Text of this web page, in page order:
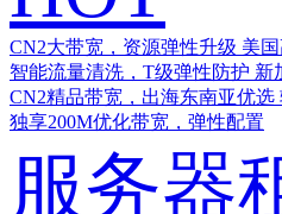
CN2大带宽，资源弹性升级 美
智能流量清洗，T级弹性防护 新
CN2精品带宽，出海东南亚优选
独享200M优化带宽，弹性配置
服务器